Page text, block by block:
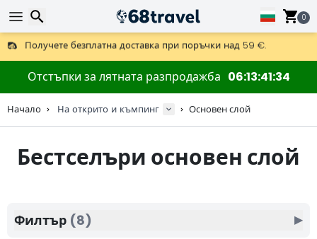
0
Получете безплатна доставка при поръчки над 59 €.
Предлага се и DHL Express за една нощ.
30 дни за връщане, 90 дни за дървени карти и декорации.
Най-добрите цени за outdoor екипировка и аксесоари.
Отстъпки за лятната разпродажба 06 13 41 33
Начало На открито и къмпинг Основен слой
Бестселъри основен слой
Филтър (8) ▶
Търсене
Търсене